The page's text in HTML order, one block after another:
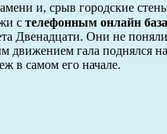
и, срыв городские
с телефонным онлайн
Двенадцати. Они не
движением гала поднялся
в самом его начале.